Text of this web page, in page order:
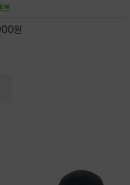
인과 베이직한 컬러감으로 높은 활용도
루 잘 어울리는 활2
원